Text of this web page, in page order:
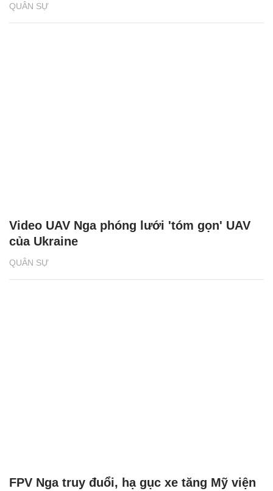
QUÂN SỰ
QUÂN SỰ
Video UAV Nga phóng lưới 'tóm gọn' UAV
của Ukraine
FPV Nga truy đuổi, hạ gục xe tăng Mỹ viện